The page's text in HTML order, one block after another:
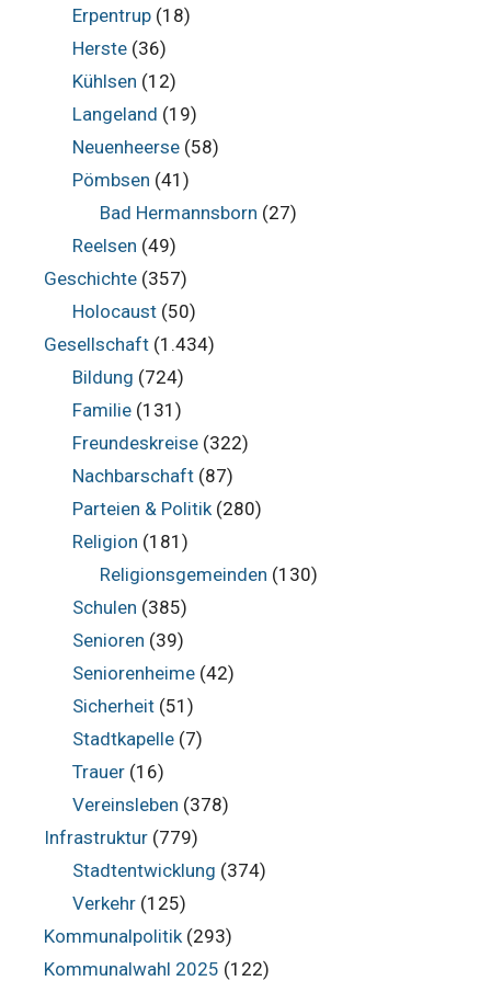
Erpentrup(18)
Herste(36)
Kühlsen (12)
Langeland (19)
Neuenheerse(58)
Pömbsen (41)
Bad Hermannsborn (27)
Reelsen (49)
Geschichte (357)
Holocaust(50)
Gesellschaft (1.434)
Bildung (724)
Familie(131)
Freundeskreise(322)
Nachbarschaft(87)
Parteien & Politik(280)
Religion (181)
Religionsgemeinden (130)
Schulen (385)
Senioren (39)
Seniorenheime(42)
Sicherheit(51)
Stadtkapelle(7)
Trauer(16)
Vereinsleben (378)
Infrastruktur (779)
Stadtentwicklung (374)
Verkehr(125)
Kommunalpolitik(293)
Kommunalwahl 2025 (122)